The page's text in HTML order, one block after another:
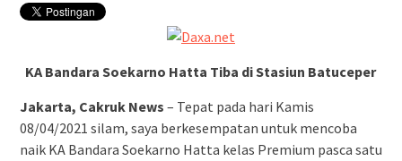
KA Bandara Soekarno Hatta Tiba di Stasiun Batuceper
Jakarta, Cakruk News – Tepat pada hari Kamis
08/04/2021 silam, saya berkesempatan untuk mencoba
naik KA Bandara Soekarno Hatta kelas Premium pasca satu